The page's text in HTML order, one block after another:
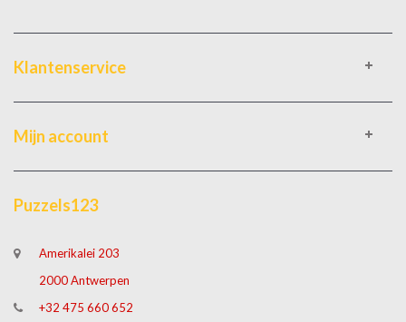
Klantenservice
Mijn account
Puzzels123
Amerikalei 203
2000 Antwerpen
+32 475 660 652